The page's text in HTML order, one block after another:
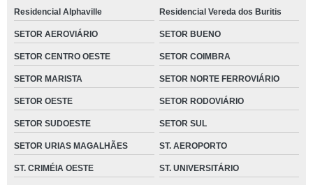
Residencial Alphaville Residencial Vereda dos Buritis
SETOR AEROVIÁRIO SETOR BUENO
SETOR CENTRO OESTE SETOR COIMBRA
SETOR MARISTA SETOR NORTE FERROVIÁRIO
SETOR OESTE SETOR RODOVIÁRIO
SETOR SUDOESTE SETOR SUL
SETOR URIAS MAGALHÃES ST. AEROPORTO
ST. CRIMÉIA OESTE ST. UNIVERSITÁRIO